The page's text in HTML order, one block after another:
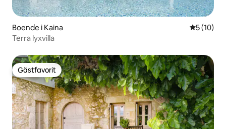
Boende i Kaina 5 av 5 i
5 (10)
Terra lyxvilla
Gästfavorit
Gästfavorit